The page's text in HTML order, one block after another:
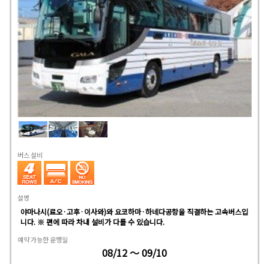
버스 설비
설명
야마나시(료오·고후·이사와)와 요코하마·하네다공항을 직결하는 고속버스입
니다. ※ 편에 따라 차내 설비가 다를 수 있습니다.
예약 가능한 운행일
08/12 ～ 09/10